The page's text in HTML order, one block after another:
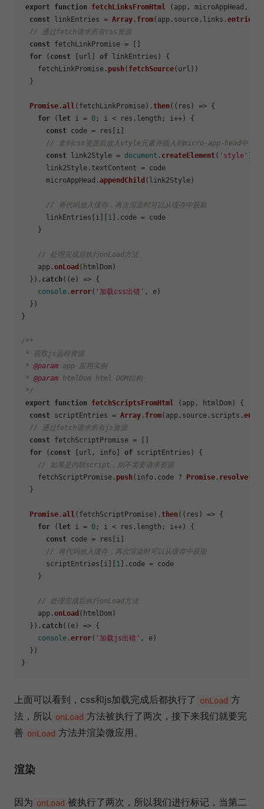
export
function fetchLinksFromHtml (app, microAppHead,
const linkEntries = Array . from(app. source . links .entries
// 通过fetch请求所有css资源
const fetchLinkPromise = []
for ( const [url] of linkEntries) {
    fetchLinkPromise.
push( fetchSource(url))
  }
Promise .all(fetchLinkPromise).then( ( res ) => {
for ( let i = 0 ; i < res. length ; i++) {
const code = res[i]
// 拿到css资源后放入style元素并插入到micro-app-head中
const link2Style = document . createElement( 'style'
      link2Style.
textContent = code
      microAppHead.
appendChild (link2Style)
// 将代码放入缓存，再次渲染时可以从缓存中获取
      linkEntries[i][
1 ]. code = code
    }
// 处理完成后执行onLoad方法
    app.
onLoad (htmlDom)
  }).
catch ( ( e ) => {
console .error( '加载css出错' , e)
  })
}
/**
* 获取js远程资源
* @param app 应用实例
* @param htmlDom html DOM结构
*/
export
function fetchScriptsFromHtml (app, htmlDom) {
const scriptEntries = Array . from(app. source . scripts .
// 通过fetch请求所有js资源
const fetchScriptPromise = []
for ( const [url, info] of scriptEntries) {
// 如果是内联script，则不需要请求资源
    fetchScriptPromise.
push(info. code ? Promise . resolve
  }
Promise .all(fetchScriptPromise).then( ( res ) => {
for ( let i = 0 ; i < res. length ; i++) {
const code = res[i]
// 将代码放入缓存，再次渲染时可以从缓存中获取
      scriptEntries[i][
1 ]. code = code
    }
// 处理完成后执行onLoad方法
    app.
onLoad (htmlDom)
  }).
catch ( ( e ) => {
console .error( '加载js出错' , e)
  })
上面可以看到，css和js加载完成后都执行了 onLoad 方
法，所以 onLoad 方法被执行了两次，接下来我们就要完
善 onLoad 方法并渲染微应用。
渲染
因为 onLoad 被执行了两次，所以我们进行标记，当第二